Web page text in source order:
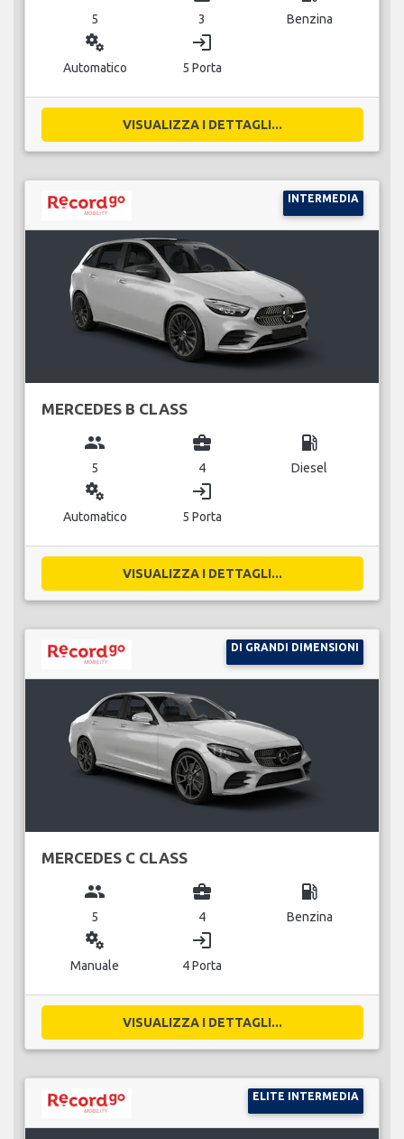
5 3 Benzina
miscellaneous_services
Automatico
login
5 Porta
VISUALIZZA I DETTAGLI...
INTERMEDIA
MERCEDES B CLASS
group
5
business_center
4
local_gas_station
Diesel
miscellaneous_services
Automatico
login
5 Porta
VISUALIZZA I DETTAGLI...
DI GRANDI DIMENSIONI
MERCEDES C CLASS
group
5
business_center
4
local_gas_station
Benzina
miscellaneous_services
Manuale
login
4 Porta
VISUALIZZA I DETTAGLI...
ELITE INTERMEDIA